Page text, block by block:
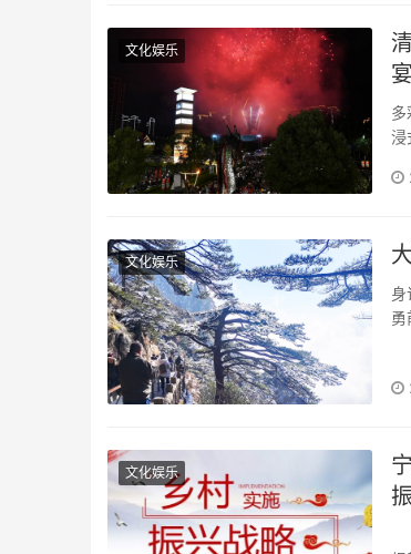
文化娱乐
清
宴
多
浸
文化娱乐
勇
文化娱乐